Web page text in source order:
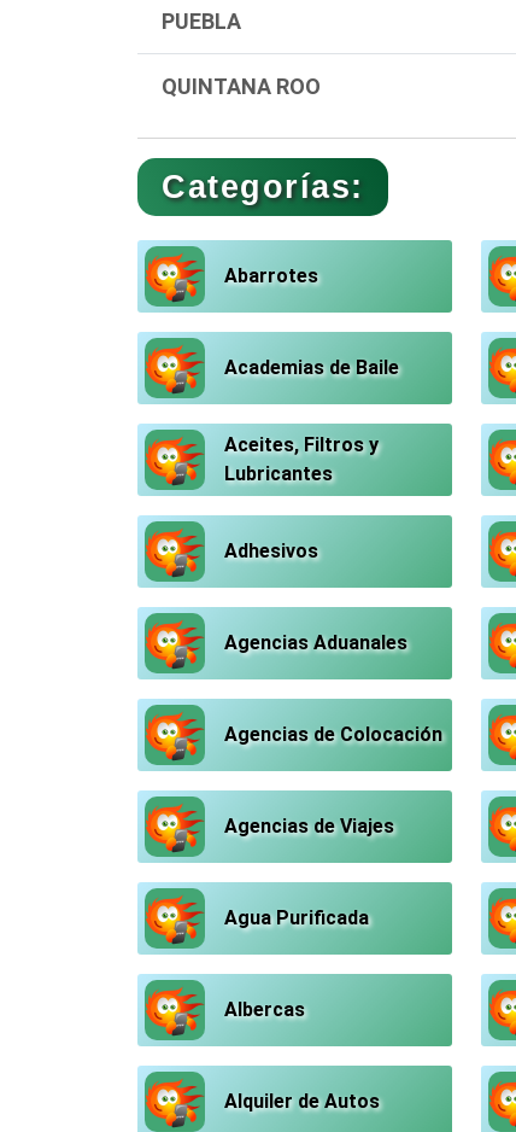
PUEBLA
QUINTANA ROO
Categorías:
Abarrotes
Academias de Baile
Aceites, Filtros y
Lubricantes
Adhesivos
Agencias Aduanales
Agencias de Colocación
Agencias de Viajes
Agua Purificada
Albercas
Alquiler de Autos